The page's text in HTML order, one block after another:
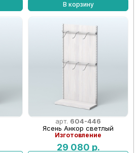
В корзину
арт. 604-446
Ясень Анкор светлый
Изготовление
29 080 р.